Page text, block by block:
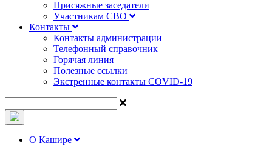
Присяжные заседатели
Участникам СВО
Контакты
Контакты администрации
Телефонный справочник
Горячая линия
Полезные ссылки
Экстренные контакты COVID-19
О Кашире